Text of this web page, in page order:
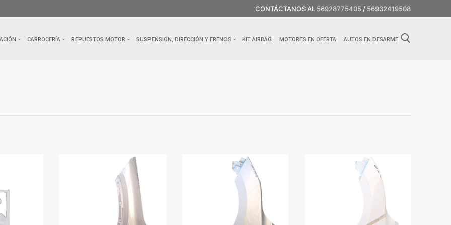
CONTÁCTANOS AL 56928775405 / 56932419508
CARROCERÍA REPUESTOS MOTOR SUSPENSIÓN, DIRECCIÓN Y FRENOS KIT AIRBAG MOTORES EN OFERTA AUTOS EN DESARME